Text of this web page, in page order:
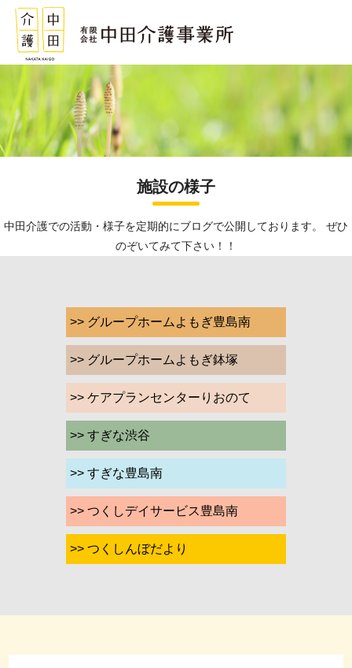
施設の様子
中田介護での活動・様子を定期的にブログで公開しております。 ぜひ
のぞいてみて下さい！！
>> グループホームよもぎ豊島南
>> グループホームよもぎ鉢塚
>> ケアプランセンターりおのて
>> すぎな渋谷
>> すぎな豊島南
>> つくしデイサービス豊島南
>> つくしんぼだより